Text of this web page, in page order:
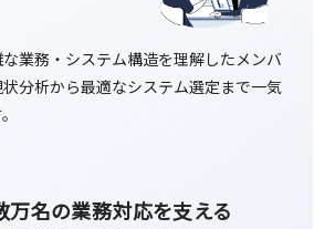
業務・システム構造を理解したメンバ
分析から最適なシステム選定まで一気
万名の業務対応を支える